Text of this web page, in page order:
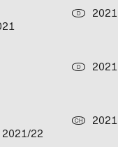
D
2021
D
2021
CH
2021
2021/22